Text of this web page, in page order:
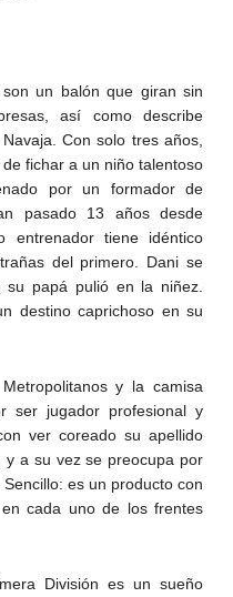
un balón que giran sin
así como describe
Con solo tres años,
fichar a un niño talentoso
por un formador de
pasado 13 años desde
tiene idéntico
del primero. Dani se
papá pulió en la niñez.
destino caprichoso en su
y la camisa
ser jugador profesional y
ver coreado su apellido
a su vez se preocupa por
es un producto con
cada uno de los frentes
División es un sueño